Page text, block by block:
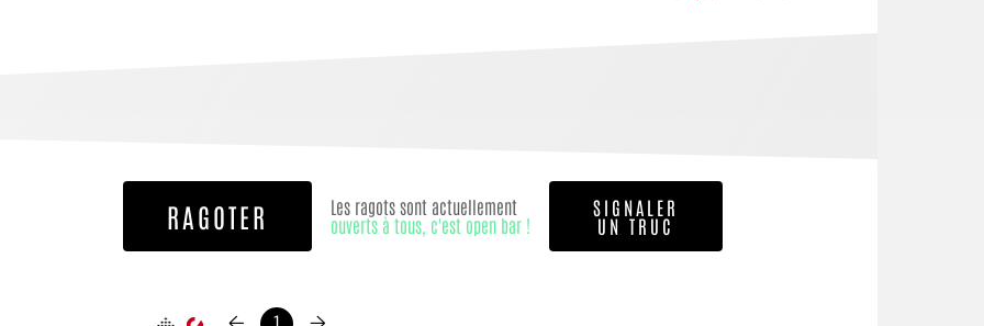
RAGOTER
Les ragots sont actuellement
ouverts à tous, c'est open bar !
SIGNALER
UN TRUC